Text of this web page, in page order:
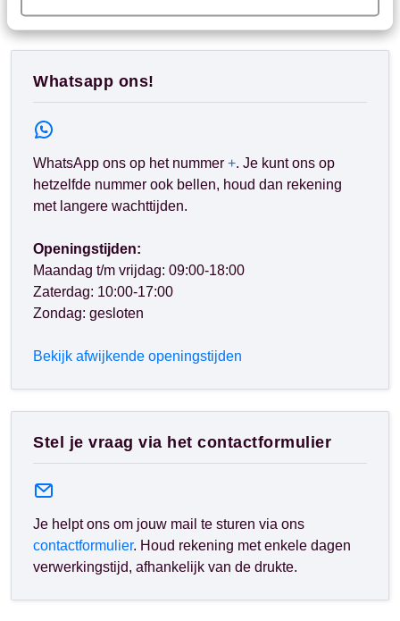
Heb jij jouw antwoord niet gevonden?
Whatsapp ons!
WhatsApp ons op het nummer +. Je kunt ons op
hetzelfde nummer ook bellen, houd dan rekening
met langere wachttijden.
Openingstijden:
Maandag t/m vrijdag: 09:00-18:00
Zaterdag: 10:00-17:00
Zondag: gesloten
Bekijk afwijkende openingstijden
Stel je vraag via het contactformulier
Je helpt ons om jouw mail te sturen via ons
contactformulier. Houd rekening met enkele dagen
verwerkingstijd, afhankelijk van de drukte.